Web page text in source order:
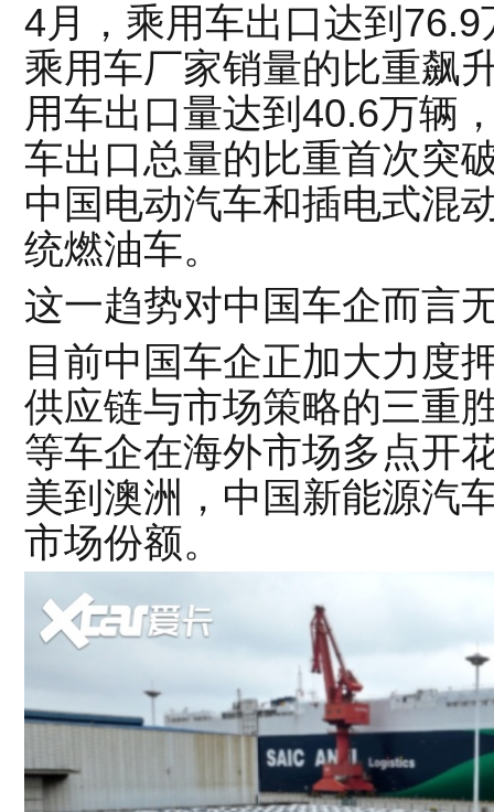
4月，乘用车出口达到
乘用车厂家销量的比重飙
用车出口量达到40.6万辆
车出口总量的比重首次突
中国电动汽车和插电式混
统燃油车。
这一趋势对中国车企而言
目前中国车企正加大力度
供应链与市场策略的三重
等车企在海外市场多点开
美到澳洲，中国新能源汽
市场份额。